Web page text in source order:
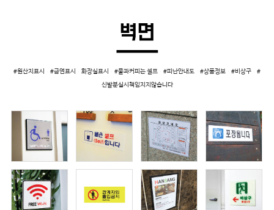
#원산지표시 #금연표시 화장실표시 #물과커피는 셀프 #피난안내도 #상품정보 #비상구 #
신발분실시책임지지않습니다